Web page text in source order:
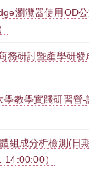
瀏灠器使用OD
務研討暨產學研
學教學實踐研習
組成分析檢測(日
）